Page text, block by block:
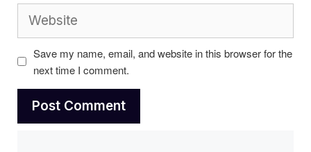
Save my name, email, and website in this browser for the
next time I comment.